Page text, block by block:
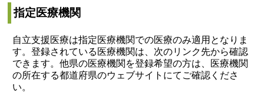
指定医療機関
自立支援医療は指定医療機関での医療のみ適用となりま
す。登録されている医療機関は、次のリンク先から確認
できます。他県の医療機関を登録希望の方は、医療機関
の所在する都道府県のウェブサイトにてご確認くださ
い。